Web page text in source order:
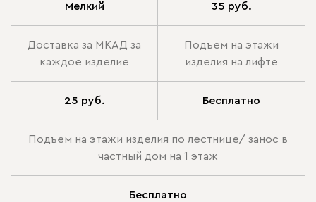
Мелкий 35 руб.
Доставка за МКАД за
каждое изделие
Подъем на этажи
изделия на лифте
25 руб. Бесплатно
Подъем на этажи изделия по лестнице/ занос в
частный дом на 1 этаж
Бесплатно